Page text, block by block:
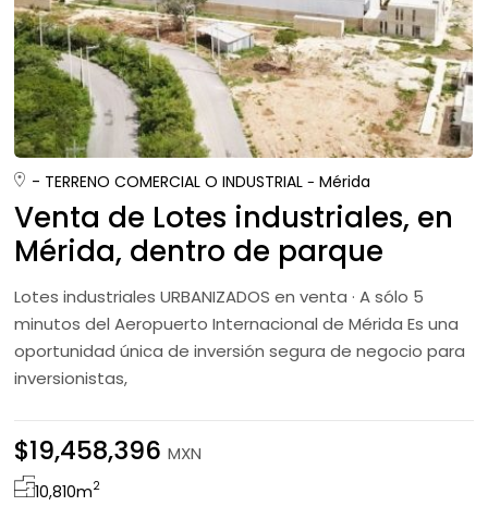
- TERRENO COMERCIAL O INDUSTRIAL Mérida
Venta de Lotes industriales, en
Mérida, dentro de parque
Industrial
Lotes industriales URBANIZADOS en venta · A sólo 5
minutos del Aeropuerto Internacional de Mérida Es una
oportunidad única de inversión segura de negocio para
inversionistas,
$19,458,396MXN
10,810m2